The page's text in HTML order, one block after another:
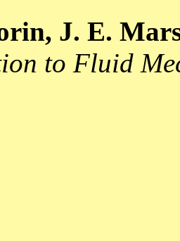
J. E.
to Fluid